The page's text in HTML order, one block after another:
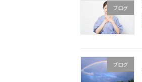
ブログ
ブログ